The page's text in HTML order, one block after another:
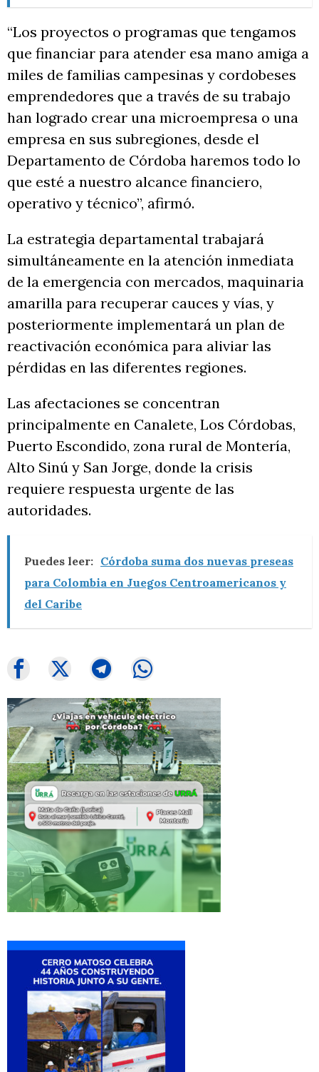
“Los proyectos o programas que tengamos
que financiar para atender esa mano amiga a
miles de familias campesinas y cordobeses
emprendedores que a través de su trabajo
han logrado crear una microempresa o una
empresa en sus subregiones, desde el
Departamento de Córdoba haremos todo lo
que esté a nuestro alcance financiero,
operativo y técnico”, afirmó.
La estrategia departamental trabajará
simultáneamente en la atención inmediata
de la emergencia con mercados, maquinaria
amarilla para recuperar cauces y vías, y
posteriormente implementará un plan de
reactivación económica para aliviar las
pérdidas en las diferentes regiones.
Las afectaciones se concentran
principalmente en Canalete, Los Córdobas,
Puerto Escondido, zona rural de Montería,
Alto Sinú y San Jorge, donde la crisis
requiere respuesta urgente de las
autoridades.
Puedes leer: Córdoba suma dos nuevas preseas
para Colombia en Juegos Centroamericanos y
del Caribe